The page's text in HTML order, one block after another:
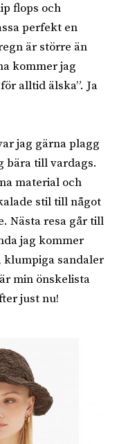
flops och
perfekt en
är större än
kommer jag
alltid älska”. Ja
jag gärna plagg
bära till vardags.
material och
stil till något
Nästa resa går till
jag kommer
sandaler
min önskelista
just nu!